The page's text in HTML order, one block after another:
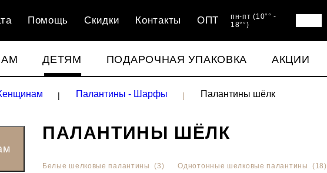
Помощь Скидки Контакты ОПТ
пн-пт (10°° -
18°°)
ДЕТЯМ ПОДАРОЧНАЯ УПАКОВКА АКЦИИ
Палантины - Шарфы Палантины шёлк
ПАЛАНТИНЫ ШЁЛК
Белые шелковые палантины (3) Однотонные шелковые палантины (18)